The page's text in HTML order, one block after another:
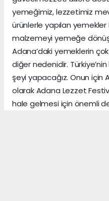
yemeğimiz, lezzetimiz
ürünlerle yapılan
malzemeyi yemeğe
Adana’daki yemeklerin
diğer nedenidir.
şeyi yapacağız. Onun için
olarak Adana Lezzet
hale gelmesi için önemli